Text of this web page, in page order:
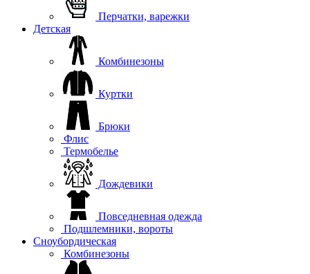
Перчатки, варежки
Детская
Комбинезоны
Куртки
Брюки
Флис
Термобелье
Дождевики
Повседневная одежда
Подшлемники, вороты
Сноубордическая
Комбинезоны